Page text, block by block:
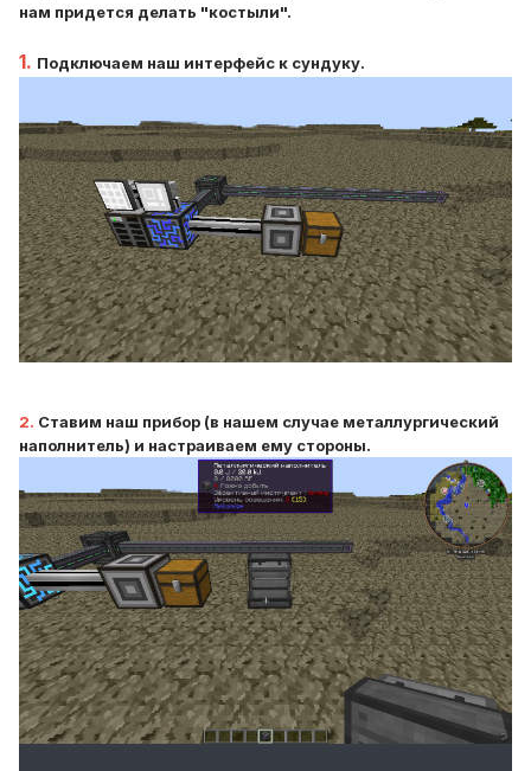
нам придется делать "костыли".
1. Подключаем наш интерфейс к сундуку.
2. Ставим наш прибор (в нашем случае металлургический
наполнитель) и настраиваем ему стороны.